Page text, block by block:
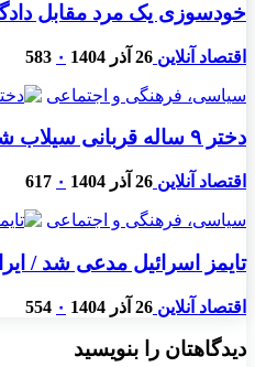
خودسوزی یک مرد مقابل
اقتصاد آنلاین 26 آذر 1404 ۰ 583
سیاسی، فرهنگی و اجتماعی
دختر ۹ ساله قربانی سیلاب شد/ خواهر ۵ ساله با کمک مردم نجات یافت
اقتصاد آنلاین 26 آذر 1404 ۰ 617
سیاسی، فرهنگی و اجتماعی
تایمز اسرائیل مدعی شد /
اقتصاد آنلاین 26 آذر 1404 ۰ 554
دیدگاهتان را بنویسید